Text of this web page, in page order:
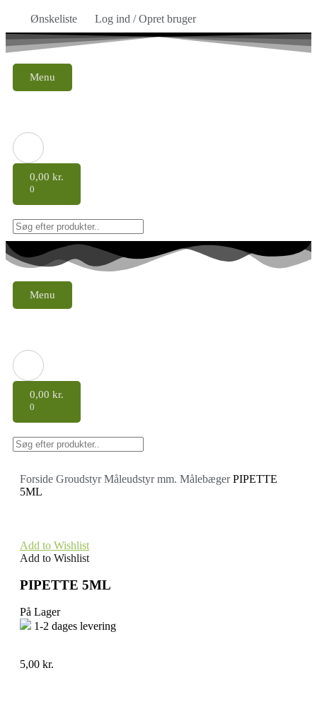
Ønskeliste Log ind / Opret bruger
Menu
0,00 kr.
0
Menu
0,00 kr.
0
Forside Groudstyr Måleudstyr mm. Målebæger PIPETTE
5ML
Add to Wishlist
Add to Wishlist
PIPETTE 5ML
På Lager
1-2 dages levering
5,00 kr.